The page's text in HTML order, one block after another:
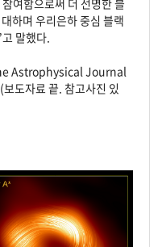
여함으로써 더 선명한 블
하며 우리은하 중심 블랙
말했다.
Astrophysical Journal
도자료 끝. 참고사진 있